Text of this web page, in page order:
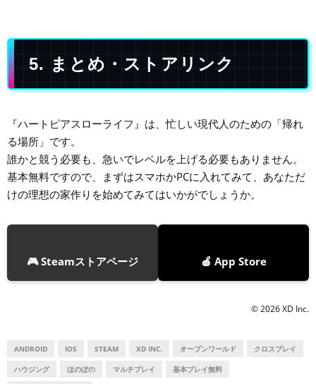
5. まとめ・ストアリンク
『ハートピアスローライフ』は、忙しい現代人のための「帰れ
る場所」です。
誰かと競う必要も、急いでレベルを上げる必要もありません。
基本無料ですので、まずはスマホかPCに入れてみて、あなただ
けの理想の家作りを始めてみてはいかがでしょうか。
🎮 Steamストアページ 🍎 App Store
© 2026 XD Inc.
ANDROID IOS STEAM XD INC. オープンワールド クロスプレイ
ハウジング ほのぼの マルチプレイ 基本プレイ無料